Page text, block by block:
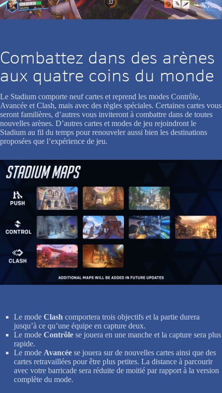
Combattez dans des arènes
aux quatre coins du monde
Le Stadium comporte neuf cartes et reprend les modes Contrôle,
Avancée et Clash, mais avec des règles spéciales. Certaines cartes vous
seront familières, d’autres vous inviteront à combattre dans de toutes
nouvelles arènes. D’autres cartes et modes de jeu rejoindront le
Stadium au fil du temps pour renouveler aussi bien les destinations
proposées que l’expérience de jeu.
Le mode Clash comportera trois objectifs et la partie durera
jusqu’à ce qu’une équipe en capture deux.
Le mode Contrôle se jouera en une manche et la capture sera plus
rapide.
Le mode Avancée se jouera sur de nouvelles cartes ainsi que des
cartes retravaillées pour être plus petites. La distance à parcourir
avec votre barricade sera réduite de moitié par rapport à la version
complète du mode.